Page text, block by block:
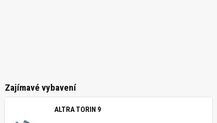
Zajímavé vybavení
ALTRA TORIN 9